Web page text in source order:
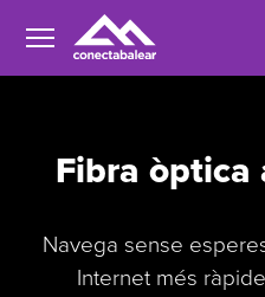
Fibra òptica
Navega sense
Internet més